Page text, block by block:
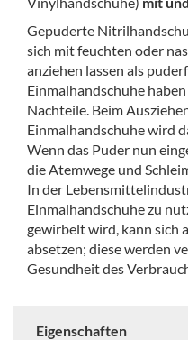
Gepuderte
sich mit feuchten oder
anziehen lassen als
Einmalhandschuhe
Nachteile. Beim
Einmalhandschuhe wird
Wenn das Puder nun
die Atemwege und
In der
Einmalhandschuhe zu
gewirbelt wird, kann sich
absetzen; diese werden
Gesundheit des
Eigenschaften